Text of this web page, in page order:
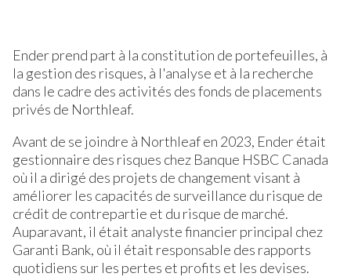
Ender prend part à la constitution de portefeuilles, à
la gestion des risques, à l'analyse et à la recherche
dans le cadre des activités des fonds de placements
privés de Northleaf.
Avant de se joindre à Northleaf en 2023, Ender était
gestionnaire des risques chez Banque HSBC Canada
où il a dirigé des projets de changement visant à
améliorer les capacités de surveillance du risque de
crédit de contrepartie et du risque de marché.
Auparavant, il était analyste financier principal chez
Garanti Bank, où il était responsable des rapports
quotidiens sur les pertes et profits et les devises.